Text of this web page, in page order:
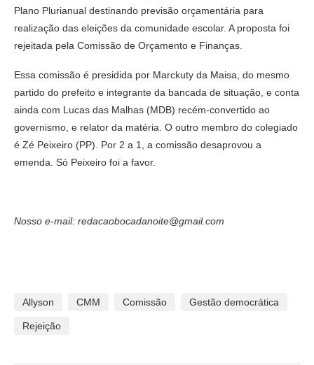
Plano Plurianual destinando previsão orçamentária para
realização das eleições da comunidade escolar. A proposta foi
rejeitada pela Comissão de Orçamento e Finanças.
Essa comissão é presidida por Marckuty da Maisa, do mesmo
partido do prefeito e integrante da bancada de situação, e conta
ainda com Lucas das Malhas (MDB) recém-convertido ao
governismo, e relator da matéria. O outro membro do colegiado
é Zé Peixeiro (PP). Por 2 a 1, a comissão desaprovou a
emenda. Só Peixeiro foi a favor.
Nosso e-mail: redacaobocadanoite@gmail.com
Allyson CMM Comissão Gestão democrática
Rejeição